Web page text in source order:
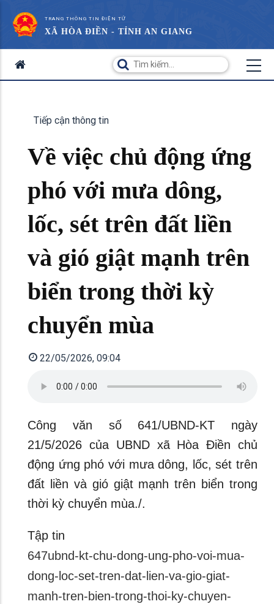
TRANG THÔNG TIN ĐIỆN TỬ
XÃ HÒA ĐIỀN - TỈNH AN GIANG
Tiếp cận thông tin
Về việc chủ động ứng
phó với mưa dông,
lốc, sét trên đất liền
và gió giật mạnh trên
biển trong thời kỳ
chuyển mùa
22/05/2026, 09:04
Công văn số 641/UBND-KT ngày
21/5/2026 của UBND xã Hòa Điền chủ
động ứng phó với mưa dông, lốc, sét trên
đất liền và gió giật mạnh trên biển trong
thời kỳ chuyển mùa./.
Tập tin
647ubnd-kt-chu-dong-ung-pho-voi-mua-
dong-loc-set-tren-dat-lien-va-gio-giat-
manh-tren-bien-trong-thoi-ky-chuyen-